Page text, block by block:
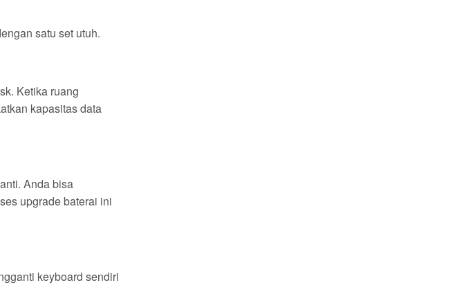
satu set utuh.
Ketika ruang
kapasitas data
Anda bisa
upgrade baterai ini
keyboard sendiri